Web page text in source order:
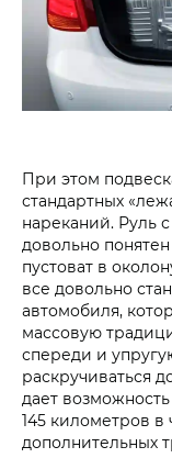
При этом
стандартных
нареканий. Руль
довольно
пустоват в
все довольно
автомобиля,
массовую
спереди и
раскручиваться
дает возможность
145 километров в
дополнительных